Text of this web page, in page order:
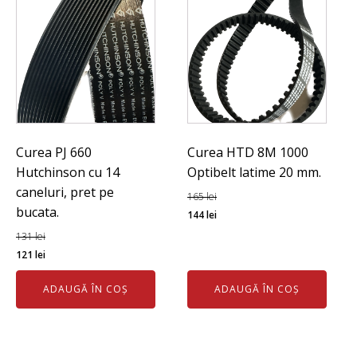
Curea PJ 660
Hutchinson cu 14
caneluri, pret pe
bucata.
131lei
Prețul
inițial
fost:
121 leiPrețul
curent
este:
121 lei.
ADAUGĂ ÎN COȘ
Curea HTD 8M 1000
Optibelt latime 20 mm.
165lei
Prețul
fost:
165 lei.
144leiPrețul
144 lei.
ADAUGĂ ÎN COȘ